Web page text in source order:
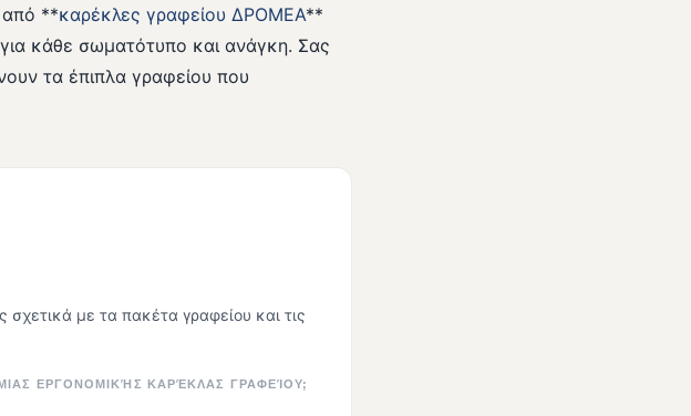
από **καρέκλες γραφείου ΔΡΟΜΕΑ**
κάθε σωματότυπο και ανάγκη. Σας
τα έπιπλα γραφείου που
σχετικά με τα πακέτα γραφείου και τις
ΕΡΓΟΝΟΜΙΚΉΣ ΚΑΡΈΚΛΑΣ ΓΡΑΦΕΊΟΥ;